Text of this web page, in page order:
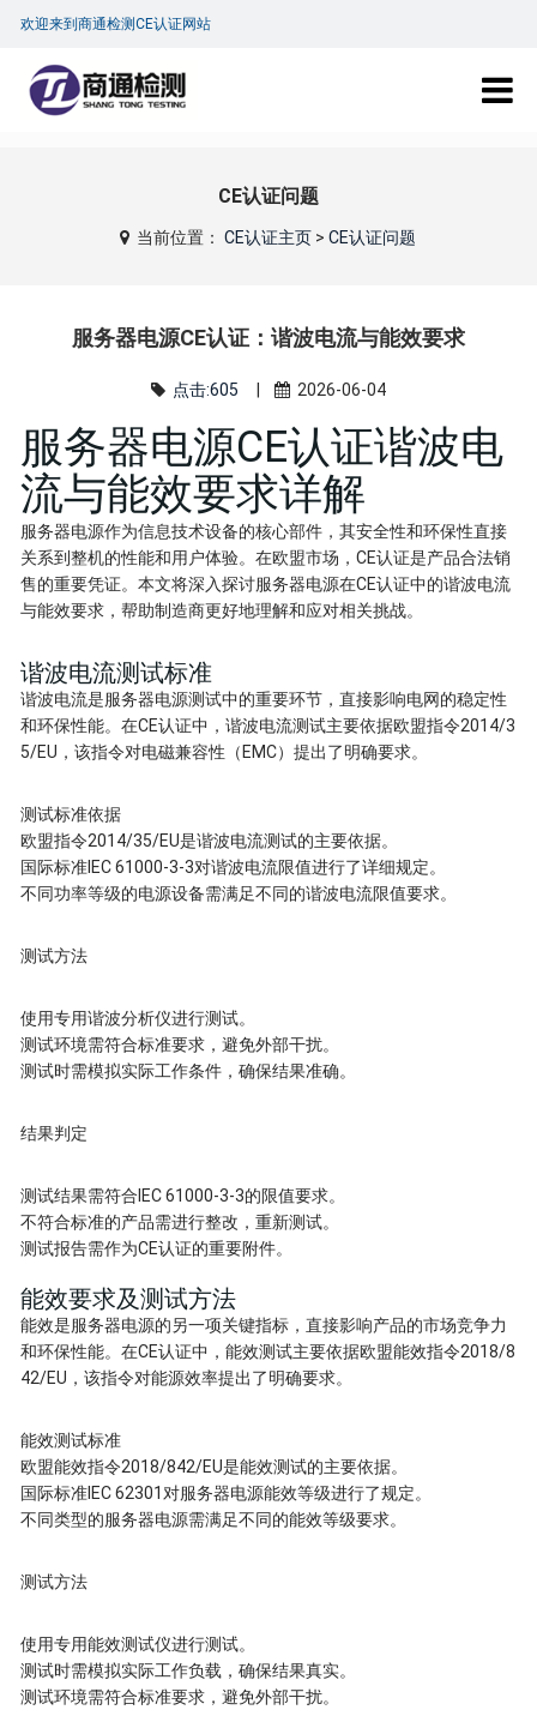
欢迎来到商通检测CE认证网站
CE认证问题
当前位置：CE认证主页 >CE认证问题
服务器电源CE认证：谐波电流与能效要求
点击:605 2026-06-04
服务器电源CE认证谐波电
流与能效要求详解
服务器电源作为信息技术设备的核心部件，其安全性和环保性直接
关系到整机的性能和用户体验。在欧盟市场，CE认证是产品合法销
售的重要凭证。本文将深入探讨服务器电源在CE认证中的谐波电流
与能效要求，帮助制造商更好地理解和应对相关挑战。
谐波电流测试标准
谐波电流是服务器电源测试中的重要环节，直接影响电网的稳定性
和环保性能。在CE认证中，谐波电流测试主要依据欧盟指令2014/3
5/EU，该指令对电磁兼容性（EMC）提出了明确要求。
测试标准依据
欧盟指令2014/35/EU是谐波电流测试的主要依据。
国际标准IEC 61000-3-3对谐波电流限值进行了详细规定。
不同功率等级的电源设备需满足不同的谐波电流限值要求。
测试方法
使用专用谐波分析仪进行测试。
测试环境需符合标准要求，避免外部干扰。
测试时需模拟实际工作条件，确保结果准确。
结果判定
测试结果需符合IEC 61000-3-3的限值要求。
不符合标准的产品需进行整改，重新测试。
测试报告需作为CE认证的重要附件。
能效要求及测试方法
能效是服务器电源的另一项关键指标，直接影响产品的市场竞争力
和环保性能。在CE认证中，能效测试主要依据欧盟能效指令2018/8
42/EU，该指令对能源效率提出了明确要求。
能效测试标准
欧盟能效指令2018/842/EU是能效测试的主要依据。
国际标准IEC 62301对服务器电源能效等级进行了规定。
不同类型的服务器电源需满足不同的能效等级要求。
测试方法
使用专用能效测试仪进行测试。
测试时需模拟实际工作负载，确保结果真实。
测试环境需符合标准要求，避免外部干扰。